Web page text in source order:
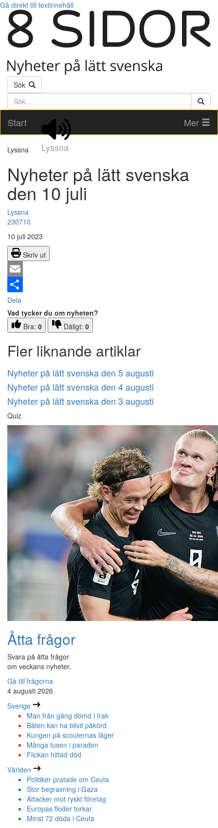
Gå direkt till textinnehåll
Sök
Söktext
Start
Lyssna
Mer
Lyssna
Nyheter på lätt svenska
den 10 juli
Lyssna
230710
10 juli 2023
Skriv ut
Email
Dela
Vad tycker du om nyheten?
Bra: 0 Dåligt: 0
Fler liknande artiklar
Nyheter på lätt svenska den 5 augusti
Nyheter på lätt svenska den 4 augusti
Nyheter på lätt svenska den 3 augusti
Quiz
Åtta frågor
Svara på åtta frågor
om veckans nyheter.
Gå till frågorna
4 augusti 2026
Sverige
Man från gäng dömd i Irak
Båten kan ha blivit påkörd
Kungen på scouternas läger
Många tusen i paraden
Flickan hittad död
Världen
Politiker pratade om Ceuta
Stor begravning i Gaza
Attacker mot ryskt företag
Europas floder torkar
Minst 72 döda i Ceuta